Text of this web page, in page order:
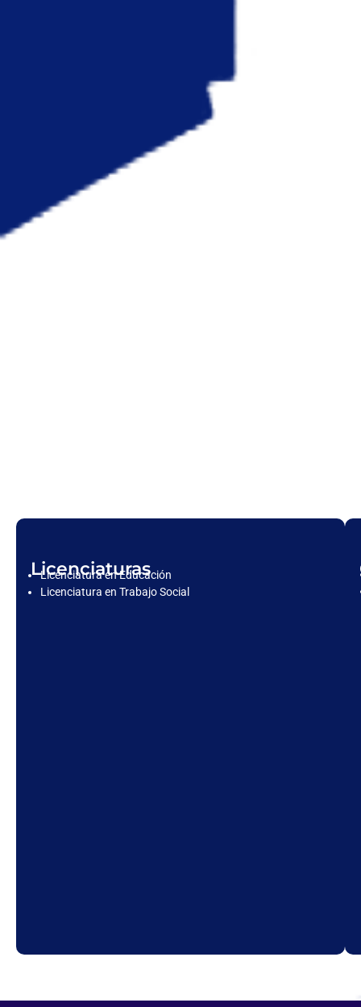
Licenciaturas
Licenciatura en Educación
Licenciatura en Trabajo Social